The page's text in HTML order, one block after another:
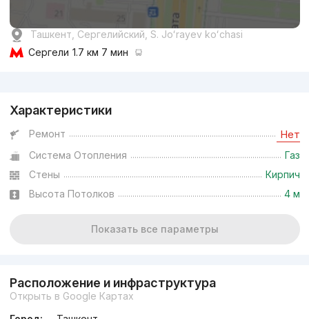
Ташкент, Сергелийский, S. Joʻrayev koʻchasi
Сергели 1.7 км 7 мин
Характеристики
Ремонт Нет
Система Отопления
Газ
Стены
Кирпич
Высота Потолков
4 м
Показать все параметры
Расположение и инфраструктура
Открыть в Google Картах